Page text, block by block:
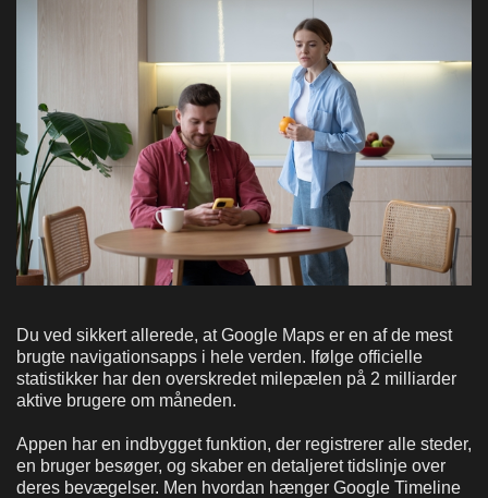
Du ved sikkert allerede, at Google Maps er en af de mest
brugte navigationsapps i hele verden. Ifølge officielle
statistikker har den overskredet milepælen på 2 milliarder
aktive brugere om måneden.
Appen har en indbygget funktion, der registrerer alle steder,
en bruger besøger, og skaber en detaljeret tidslinje over
deres bevægelser. Men hvordan hænger Google Timeline